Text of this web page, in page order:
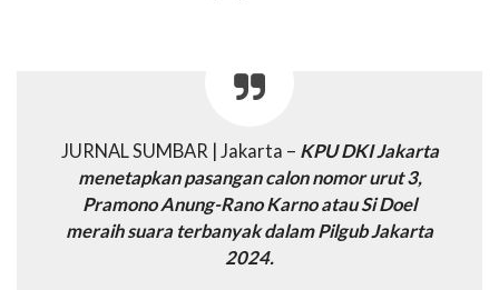
JURNAL SUMBAR | Jakarta – KPU DKI Jakarta
menetapkan pasangan calon nomor urut 3,
Pramono Anung-Rano Karno atau Si Doel
meraih suara terbanyak dalam Pilgub Jakarta
2024.